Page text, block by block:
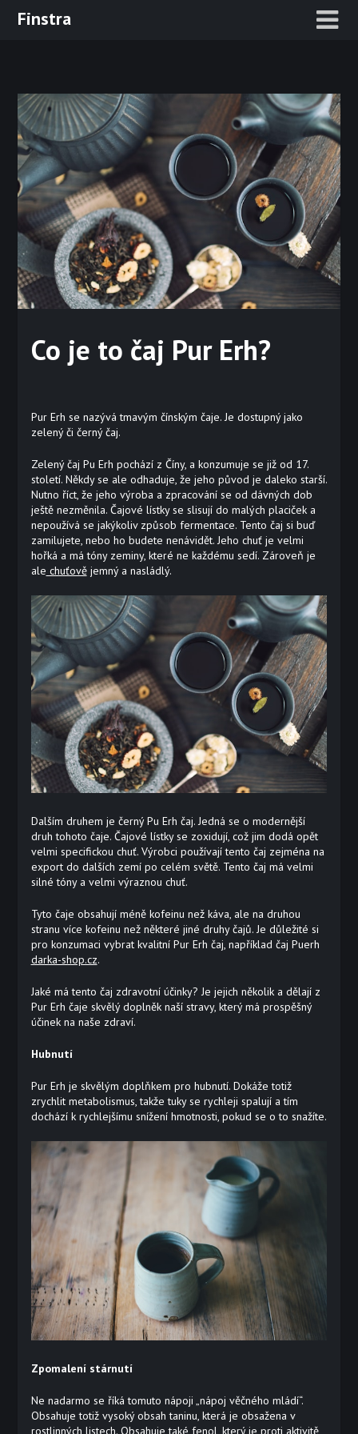
SkipFinstra
Co je to čaj Pur Erh?
Pur Erh se nazývá tmavým čínským čaje. Je dostupný jako
zelený či černý čaj.
Zelený čaj Pu Erh pochází z Číny, a konzumuje se již od 17.
století. Někdy se ale odhaduje, že jeho původ je daleko starší.
Nutno říct, že jeho výroba a zpracování se od dávných dob
ještě nezměnila. Čajové lístky se slisují do malých placiček a
nepoužívá se jakýkoliv způsob fermentace. Tento čaj si buď
zamilujete, nebo ho budete nenávidět. Jeho chuť je velmi
hořká a má tóny zeminy, které ne každému sedí. Zároveň je
ale chuťovějemný a nasládlý.
Dalším druhem je černý Pu Erh čaj. Jedná se o modernější
druh tohoto čaje. Čajové lístky se zoxidují, což jim dodá opět
velmi specifickou chuť. Výrobci používají tento čaj zejména na
export do dalších zemí po celém světě. Tento čaj má velmi
silné tóny a velmi výraznou chuť.
Tyto čaje obsahují méně kofeinu než káva, ale na druhou
stranu více kofeinu než některé jiné druhy čajů. Je důležité si
pro konzumaci vybrat kvalitní Pur Erh čaj, například čaj Puerh
darka-shop.cz.
Jaké má tento čaj zdravotní účinky? Je jejich několik a dělají z
Pur Erh čaje skvělý doplněk naší stravy, který má prospěšný
účinek na naše zdraví.
Hubnutí
Pur Erh je skvělým doplňkem pro hubnutí. Dokáže totiž
zrychlit metabolismus, takže tuky se rychleji spalují a tím
dochází k rychlejšímu snížení hmotnosti, pokud se o to snažíte.
Zpomalení stárnutí
Ne nadarmo se říká tomuto nápoji „nápoj věčného mládí“.
Obsahuje totiž vysoký obsah taninu, která je obsažena v
rostlinných listech. Obsahuje také fenol, který je proti aktivitě